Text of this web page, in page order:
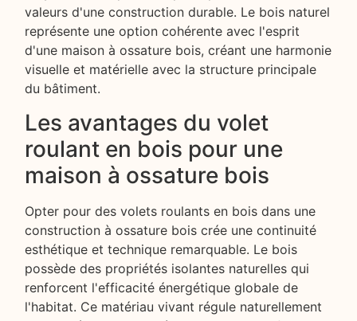
valeurs d'une construction durable. Le bois naturel
représente une option cohérente avec l'esprit
d'une maison à ossature bois, créant une harmonie
visuelle et matérielle avec la structure principale
du bâtiment.
Les avantages du volet
roulant en bois pour une
maison à ossature bois
Opter pour des volets roulants en bois dans une
construction à ossature bois crée une continuité
esthétique et technique remarquable. Le bois
possède des propriétés isolantes naturelles qui
renforcent l'efficacité énergétique globale de
l'habitat. Ce matériau vivant régule naturellement